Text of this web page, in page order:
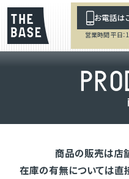
お電話は
営業時間 平日
PRO
商品の販売は店
在庫の有無については直